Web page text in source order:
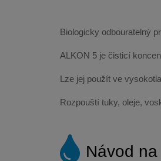
Biologicky odbouratelný
ALKON 5 je čisticí
Lze jej použít ve
Rozpouští tuky, oleje,
Návod